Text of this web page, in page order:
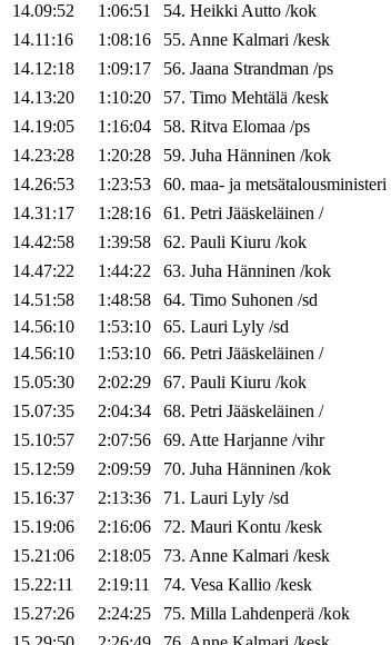
14.09:52
1:06:51 54. HeikkiAutto /kok
14.11:16
1:08:16 55. Anne Kalmari /kesk
14.12:18
1:09:17 56. Jaana Strandman /ps
14.13:20
1:10:20 57. Timo Mehtälä /kesk
14.19:05
1:16:04 58. Ritva Elomaa /ps
14.23:28
1:20:28 59. Juha Hänninen /kok
14.26:53
1:23:53 60. maa- ja metsätalousministeri
14.31:17
1:28:16 61. Petri Jääskeläinen /
14.42:58
1:39:58 62. Pauli Kiuru /kok
14.47:22
1:44:22 63. Juha Hänninen /kok
14.51:58
1:48:58 64. Timo Suhonen /sd
14.56:10
1:53:10 65. Lauri Lyly /sd
14.56:10
1:53:10 66. Petri Jääskeläinen /
15.05:30
2:02:29 67. Pauli Kiuru /kok
15.07:35
2:04:34 68. Petri Jääskeläinen /
15.10:57
2:07:56 69. Atte Harjanne /vihr
15.12:59
2:09:59 70. Juha Hänninen /kok
15.16:37
2:13:36 71. Lauri Lyly /sd
15.19:06
2:16:06 72. Mauri Kontu /kesk
15.21:06
2:18:05 73. Anne Kalmari /kesk
15.22:11
2:19:11 74. Vesa Kallio /kesk
15.27:26
2:24:25 75. Milla Lahdenperä /kok